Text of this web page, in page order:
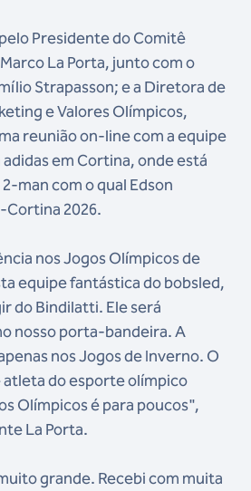
Presidente do Comitê
La Porta, junto com o
Strapasson; e a Diretora de
e Valores Olímpicos,
reunião on-line com a equipe
adidas em Cortina, onde está
man com o qual Edson
2026.
nos Jogos Olímpicos de
equipe fantástica do bobsled,
do Bindilatti. Ele será
nosso porta-bandeira. A
nos Jogos de Inverno. O
atleta do esporte olímpico
Olímpicos é para poucos",
La Porta.
grande. Recebi com muita